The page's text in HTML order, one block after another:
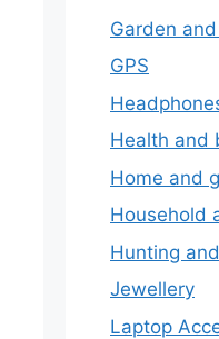
Garden
GPS
Health and
Home and
Household
Hunting
Jewellery
Laptop